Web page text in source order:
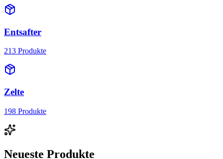
Entsafter
213 Produkte
Zelte
198 Produkte
Neueste Produkte